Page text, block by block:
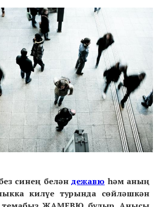
синең беләндежавю һәм аның
килүе турында сөйләшкән